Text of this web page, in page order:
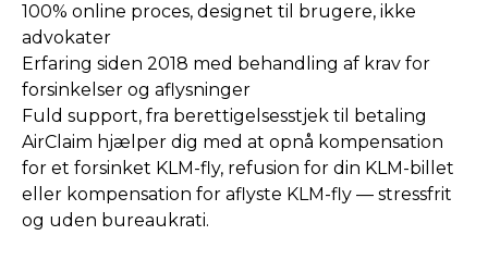
100% online proces, designet til brugere, ikke
advokater
Erfaring siden 2018 med behandling af krav for
forsinkelser og aflysninger
Fuld support, fra berettigelsesstjek til betaling
AirClaim hjælper dig med at opnå kompensation
for et forsinket KLM-fly, refusion for din KLM-billet
eller kompensation for aflyste KLM-fly — stressfrit
og uden bureaukrati.